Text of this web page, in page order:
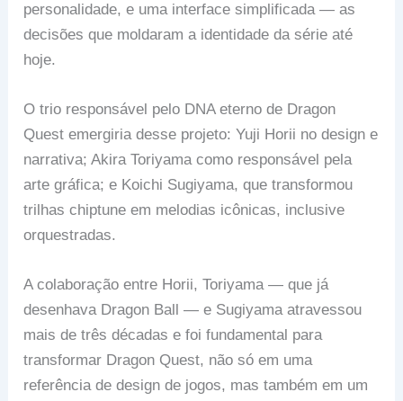
personalidade, e uma interface simplificada — as
decisões que moldaram a identidade da série até
hoje.
O trio responsável pelo DNA eterno de Dragon
Quest emergiria desse projeto: Yuji Horii no design e
narrativa; Akira Toriyama como responsável pela
arte gráfica; e Koichi Sugiyama, que transformou
trilhas chiptune em melodias icônicas, inclusive
orquestradas.
A colaboração entre Horii, Toriyama — que já
desenhava Dragon Ball — e Sugiyama atravessou
mais de três décadas e foi fundamental para
transformar Dragon Quest, não só em uma
referência de design de jogos, mas também em um